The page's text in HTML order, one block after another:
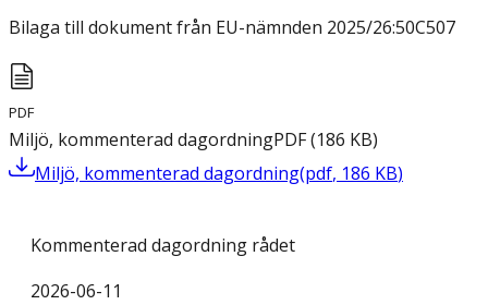
Bilaga till dokument från EU-nämnden 2025/26:50C507
PDF
Miljö, kommenterad dagordningPDF(186 KB)
Miljö, kommenterad dagordning(pdf, 186 KB)
Kommenterad dagordning rådet
2026-06-11